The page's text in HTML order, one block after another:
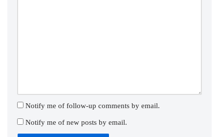
Notify me of follow-up comments by email.
Notify me of new posts by email.